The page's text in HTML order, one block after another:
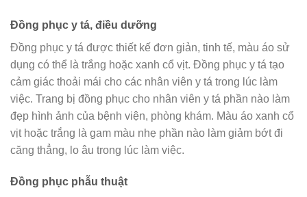
Đồng phục y tá, điều dưỡng
Đồng phục y tá được thiết kế đơn giản, tinh tế, màu áo sử
dụng có thể là trắng hoặc xanh cổ vịt. Đồng phục y tá tạo
cảm giác thoải mái cho các nhân viên y tá trong lúc làm
việc. Trang bị đồng phục cho nhân viên y tá phần nào làm
đẹp hình ảnh của bệnh viện, phòng khám. Màu áo xanh cổ
vịt hoặc trắng là gam màu nhẹ phần nào làm giảm bớt đi
căng thẳng, lo âu trong lúc làm việc.
Đồng phục phẫu thuật